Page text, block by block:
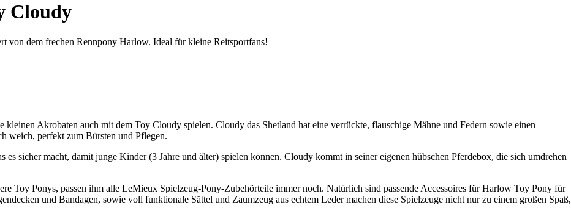
Cloudy
von dem frechen Rennpony Harlow. Ideal für kleine Reitsportfans!
Akrobaten auch mit dem Toy Cloudy spielen. Cloudy das Shetland hat eine verrückte, flauschige Mähne und Federn sowie einen
weich, perfekt zum Bürsten und Pflegen.
sicher macht, damit junge Kinder (3 Jahre und älter) spielen können. Cloudy kommt in seiner eigenen hübschen Pferdebox, die sich umdrehen
Toy Ponys, passen ihm alle LeMieux Spielzeug-Pony-Zubehörteile immer noch. Natürlich sind passende Accessoires für Harlow Toy Pony für
und Bandagen, sowie voll funktionale Sättel und Zaumzeug aus echtem Leder machen diese Spielzeuge nicht nur zu einem großen Spaß,